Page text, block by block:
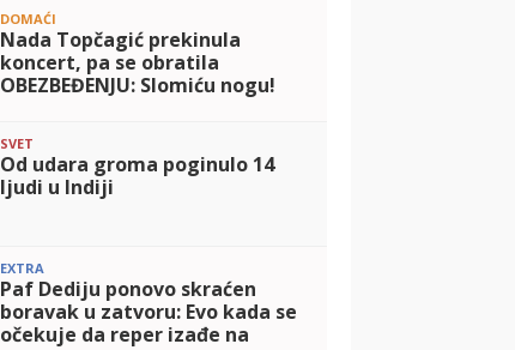
DOMAĆI
Nada Topčagić prekinula
koncert, pa se obratila
OBEZBEĐENJU: Slomiću nogu!
SVET
Od udara groma poginulo 14
ljudi u Indiji
EXTRA
Paf Dediju ponovo skraćen
boravak u zatvoru: Evo kada se
očekuje da reper izađe na